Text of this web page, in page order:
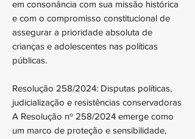
em consonância com sua missão histórica
e com o compromisso constitucional de
assegurar a prioridade absoluta de
crianças e adolescentes nas políticas
públicas.
Resolução 258/2024: Disputas políticas,
judicialização e resistências conservadoras
A Resolução nº 258/2024 emerge como
um marco de proteção e sensibilidade,